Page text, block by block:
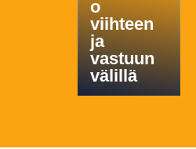
o
viihteen
ja
vastuun
välillä